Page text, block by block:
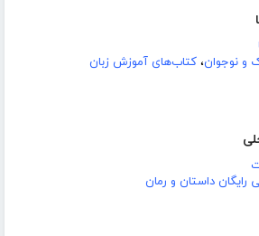
و نوجوان، کتاب‌های آموزش زبان
داستان و رمان